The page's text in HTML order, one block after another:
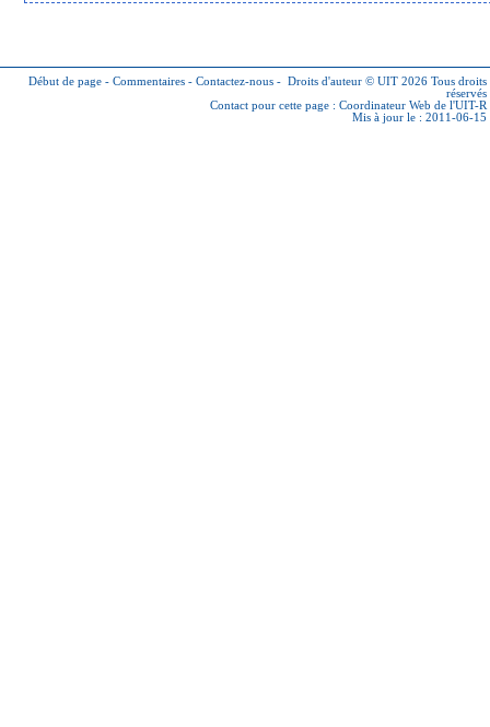
Début de page - Commentaires - Contactez-nous - Droits d'auteur © UIT 2026 Tous droits
réservés
Contact pour cette page : Coordinateur Web de l'UIT-R
Mis à jour le : 2011-06-15